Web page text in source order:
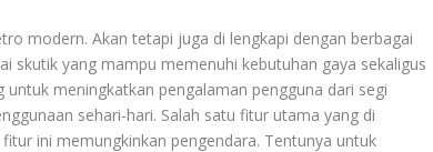
modern. Akan tetapi juga di lengkapi dengan berbagai
skutik yang mampu memenuhi kebutuhan gaya sekaligus
meningkatkan pengalaman pengguna dari segi
sehari-hari. Salah satu fitur utama yang di
ini memungkinkan pengendara. Tentunya untuk